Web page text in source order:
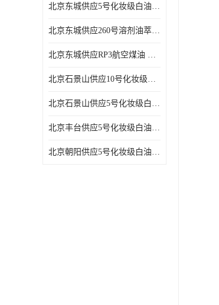
北京东城供应5号化妆级白油钻井液润滑剂
北京东城供应260号溶剂油萃取溶剂油金属萃取剂
北京东城供应RP3航空煤油 高含量国标工业级航空煤油燃料油 无色透明
北京石景山供应10号化妆级白油高精密机械润滑油
北京石景山供应5号化妆级白油缝纫机油 设备润滑油
北京丰台供应5号化妆级白油纤维与织物柔软光亮
北京朝阳供应5号化妆级白油纺织时的润滑剂